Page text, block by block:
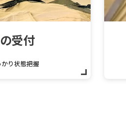
の受付
り状態把握